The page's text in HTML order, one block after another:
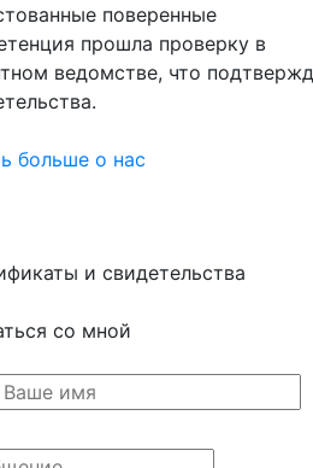
поверенные
прошла проверку в
ведомстве, что
больше о нас
и свидетельства
со мной